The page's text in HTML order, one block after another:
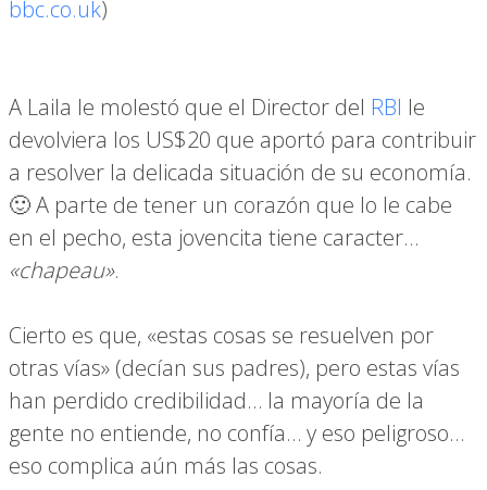
bbc.co.uk)
A Laila le molestó que el Director del RBI le
devolviera los US$20 que aportó para contribuir
a resolver la delicada situación de su economía.
🙂 A parte de tener un corazón que lo le cabe
en el pecho, esta jovencita tiene caracter…
«chapeau».
Cierto es que, «estas cosas se resuelven por
otras vías» (decían sus padres), pero estas vías
han perdido credibilidad… la mayoría de la
gente no entiende, no confía… y eso peligroso…
eso complica aún más las cosas.